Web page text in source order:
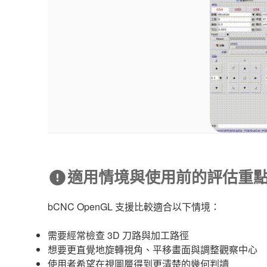
適用情境與使用前的評估重
bCNC OpenGL 支援比較適合以下情境：
需要經常檢查 3D 刀路與加工路徑
想要更直覺地旋轉視角、平移畫面與調整觀察中心
使用者希望在視圖層得到更清楚的幾何判讀